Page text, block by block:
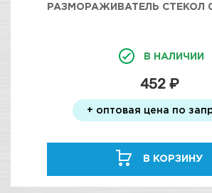
РАЗМОРАЖИВАТЕЛЬ СТЕКОЛ
В НАЛИЧИИ
452 ₽
+ оптовая цена по
В КОРЗИНУ